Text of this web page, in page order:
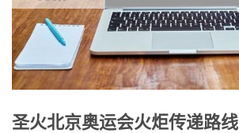
圣火北京奥运会火炬传递路线